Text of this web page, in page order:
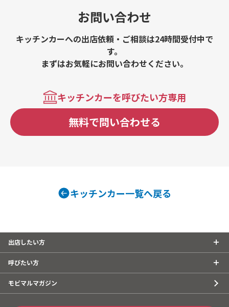
お問い合わせ
キッチンカーへの出店依頼・ご相談は24時間受付中で
す。
まずはお気軽にお問い合わせください。
キッチンカーを呼びたい方専用
無料で問い合わせる
キッチンカー一覧へ戻る
出店したい方
呼びたい方
モビマルマガジン